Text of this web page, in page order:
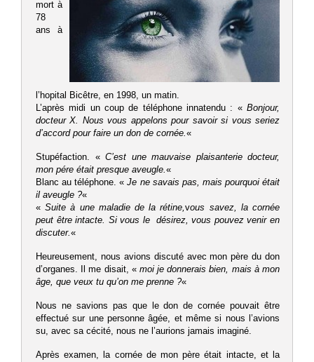
mort à
78
ans à
l’hopital Bicêtre, en 1998, un matin.
L’après midi un coup de téléphone innatendu : « Bonjour,
docteur X. Nous vous appelons pour savoir si vous seriez
d’accord pour faire un don de cornée.«
Stupéfaction. « C’est une mauvaise plaisanterie docteur,
mon pére était presque aveugle.«
Blanc au téléphone. «Je ne savais pas, mais pourquoi était
il aveugle ?«
«Suite à une maladie de la rétine,vous savez, la cornée
peut être intacte. Si vous le désirez, vous pouvez venir en
discuter.«
Heureusement, nous avions discuté avec mon père du don
d’organes. Il me disait, « moi je donnerais bien, mais à mon
âge, que veux tu qu’on me prenne ?«
Nous ne savions pas que le don de cornée pouvait être
effectué sur une personne âgée, et même si nous l’avions
su, avec sa cécité, nous ne l’aurions jamais imaginé.
Après examen, la cornée de mon père était intacte, et la